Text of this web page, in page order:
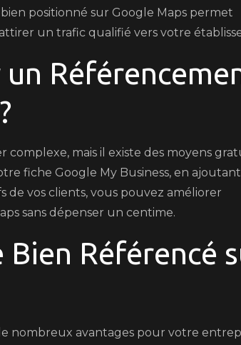
positionné sur Google Maps permet
un trafic qualifié vers votre
mais il existe des moyens
fiche Google My Business, en
de vos clients, vous pouvez améliorer
sans dépenser un centime.
Bien Référencé
nombreux avantages pour votre